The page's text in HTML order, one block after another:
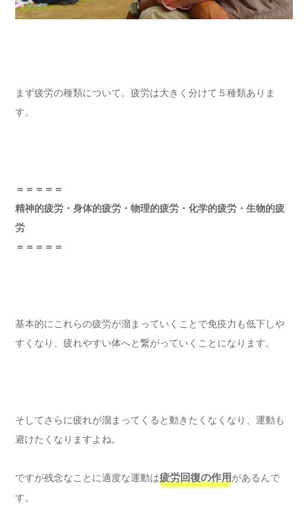
まず疲労の種類について。疲労は大きく分けて５種類ありま
す。
＝＝＝＝＝
精神的疲労・身体的疲労・物理的疲労・化学的疲労・生物的疲
労
＝＝＝＝＝
基本的にこれらの疲労が溜まっていくことで免疫力も低下しや
すくなり、疲れやすい体へと繋がっていくことになります。
そしてさらに疲れが溜まってくると動きたくなくなり、運動も
避けたくなりますよね。
ですが残念なことに適度な運動は疲労回復の作用があるんで
す。